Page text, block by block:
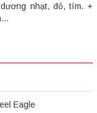
nhạt, đỏ, tím. +
Eagle